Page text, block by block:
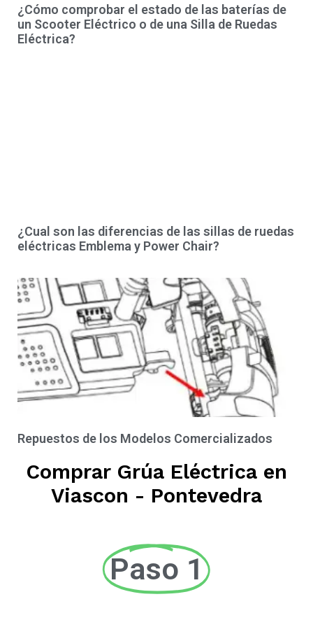
¿Cómo comprobar el estado de las baterías de
un Scooter Eléctrico o de una Silla de Ruedas
Eléctrica?
¿Cual son las diferencias de las sillas de ruedas
eléctricas Emblema y Power Chair?
Repuestos de los Modelos Comercializados
Comprar Grúa Eléctrica en
Viascon - Pontevedra
Paso 1